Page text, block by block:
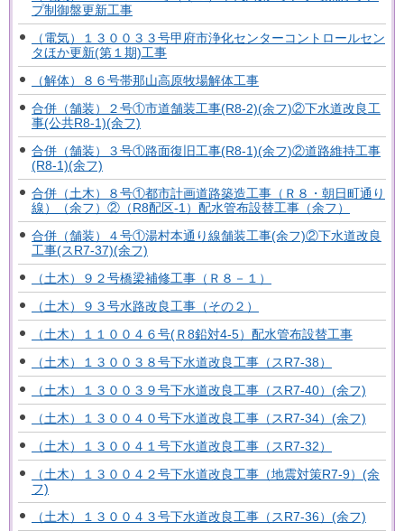
プ制御盤更新工事
（電気）１３００３３号甲府市浄化センターコントロールセン
タほか更新(第１期)工事
（解体）８６号帯那山高原牧場解体工事
合併（舗装）２号①市道舗装工事(R8-2)(余フ)②下水道改良工
事(公共R8-1)(余フ)
合併（舗装）３号①路面復旧工事(R8-1)(余フ)②道路維持工事
(R8-1)(余フ)
合併（土木）８号①都市計画道路築造工事（Ｒ８・朝日町通り
線）（余フ）②（R8配区-1）配水管布設替工事（余フ）
合併（舗装）４号①湯村本通り線舗装工事(余フ)②下水道改良
工事(スR7-37)(余フ)
（土木）９２号橋梁補修工事（Ｒ８－１）
（土木）９３号水路改良工事（その２）
（土木）１１００４６号(Ｒ8鉛対4-5）配水管布設替工事
（土木）１３００３８号下水道改良工事（スR7-38）
（土木）１３００３９号下水道改良工事（スR7-40）(余フ)
（土木）１３００４０号下水道改良工事（スR7-34）(余フ)
（土木）１３００４１号下水道改良工事（スR7-32）
（土木）１３００４２号下水道改良工事（地震対策R7-9）(余
フ)
（土木）１３００４３号下水道改良工事（スR7-36）(余フ)